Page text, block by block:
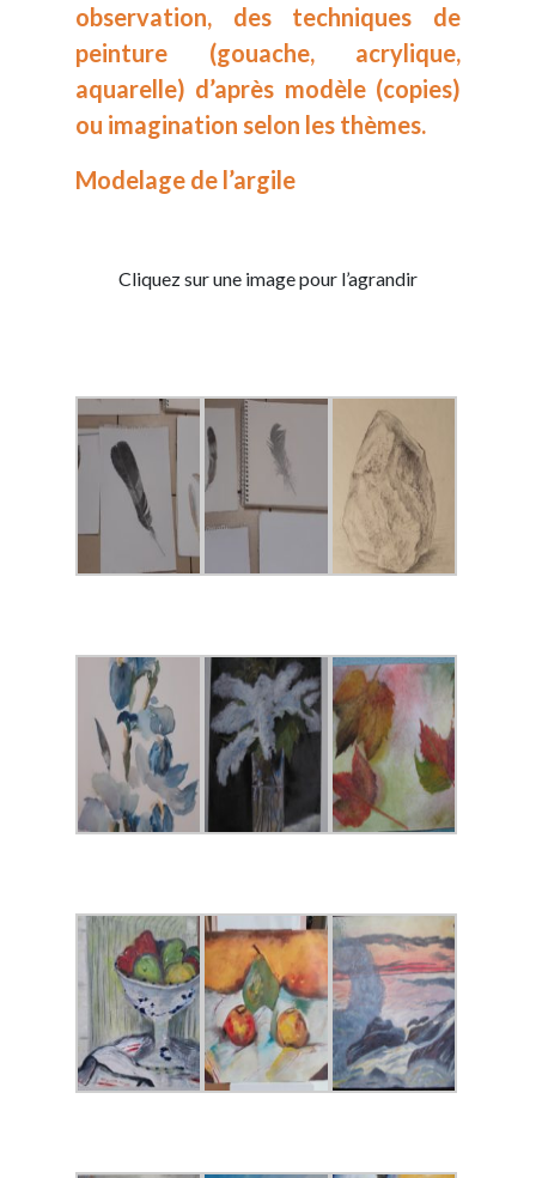
observation, des techniques de
peinture (gouache, acrylique,
aquarelle) d’après modèle (copies)
ou imagination selon les thèmes.
Modelage de l’argile
Cliquez sur une image pour l’agrandir